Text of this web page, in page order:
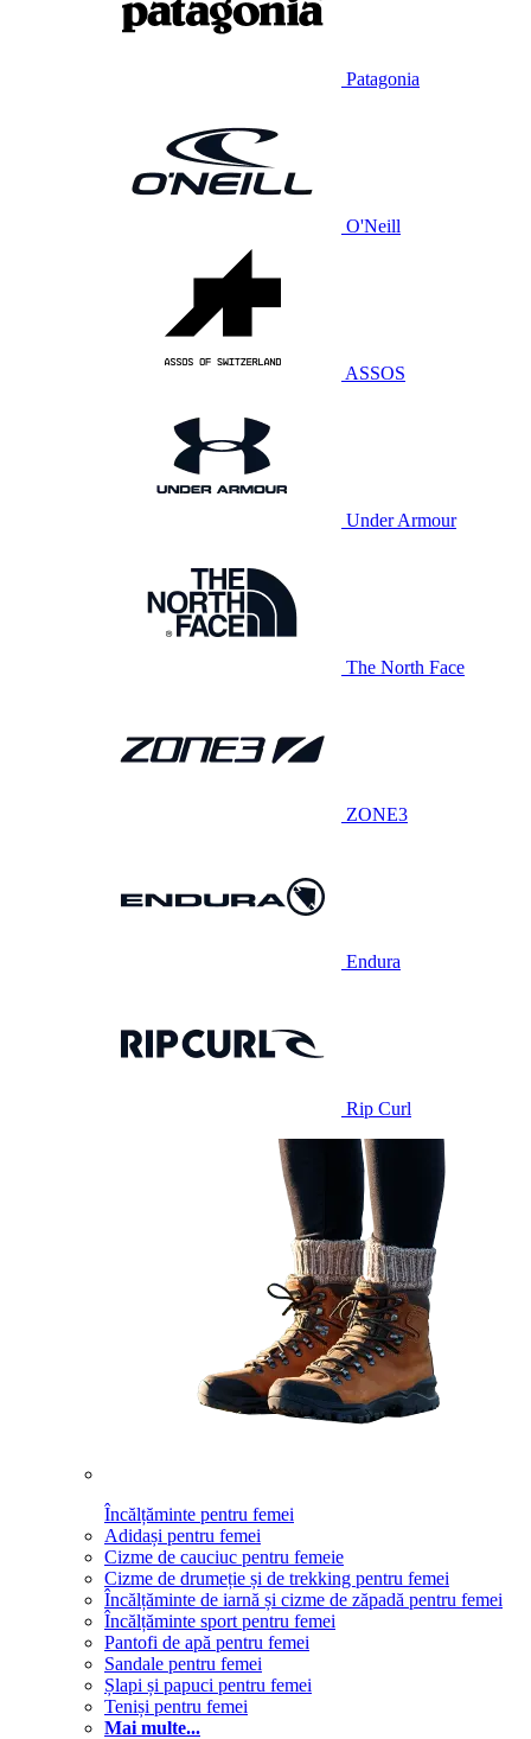
Patagonia
O'Neill
ASSOS
Under Armour
The North Face
ZONE3
Endura
Rip Curl
Încălțăminte pentru femei
Adidași pentru femei
Cizme de cauciuc pentru femeie
Cizme de drumeție și de trekking pentru femei
Încălțăminte de iarnă și cizme de zăpadă pentru femei
Încălțăminte sport pentru femei
Pantofi de apă pentru femei
Sandale pentru femei
Șlapi și papuci pentru femei
Teniși pentru femei
Mai multe...